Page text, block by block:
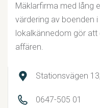
Mäklarfirma med lång
värdering av boenden
lokalkännedom gör att
affären.
Stationsvägen
0647-505 01